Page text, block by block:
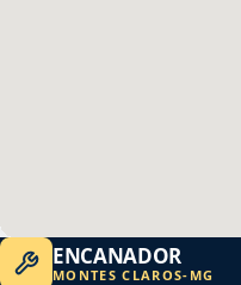
ENCANADOR
MONTES CLAROS- MG